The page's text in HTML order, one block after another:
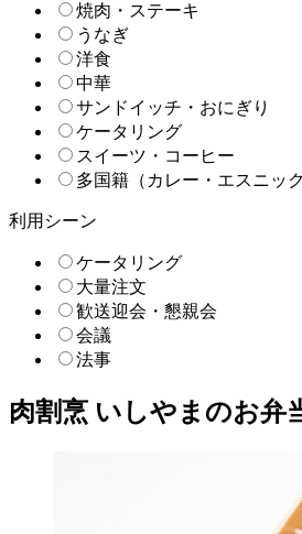
焼肉・ステーキ
うなぎ
洋食
中華
サンドイッチ・おにぎり
ケータリング
スイーツ・コーヒー
多国籍（カレー・エスニック
利用シーン
ケータリング
大量注文
歓送迎会・懇親会
会議
法事
肉割烹 いしやまのお弁